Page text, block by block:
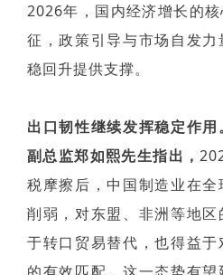
2026年，国内经济增长的
征，政策引导与市场自发
稳回升提供支撑。
出口韧性继续发挥稳定作
副总监郑如熙先生指出，
税摩擦后，中国制造业在
削弱，对东盟、非洲等地
于转口贸易替代，也得益